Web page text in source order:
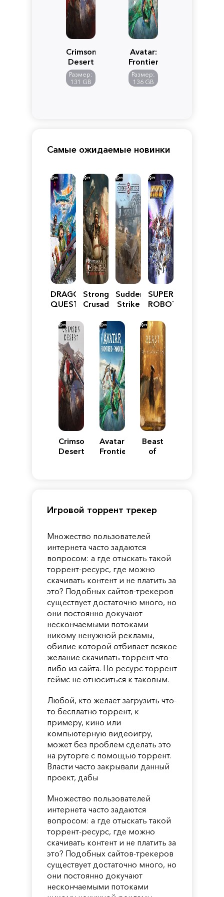
Crimson
Desert
Размер:
131 GB
Avatar:
Frontiers
of
Pandora
Размер:
136 GB
Самые ожидаемые новинки
DRAGON
QUEST
Reimagined
Stronghold
Crusader:
Edition
Sudden
Strike
SUPER
ROBOT
Y
Crimson
Desert
Avatar:
Frontiers
Beast
of
Игровой торрент трекер
Множество пользователей
интернета часто задаются
вопросом: а где отыскать такой
торрент-ресурс, где можно
скачивать контент и не платить за
это? Подобных сайтов-трекеров
существует достаточно много, но
они постоянно докучают
нескончаемыми потоками
никому ненужной рекламы,
обилие которой отбивает всякое
желание скачивать торрент что-
либо из сайта. Но ресурс торрент
геймс не относиться к таковым.
Любой, кто желает загрузить что-
то бесплатно торрент, к
примеру, кино или
компьютерную видеоигру,
может без проблем сделать это
на руторге с помощью торрент.
Власти часто закрывали данный
проект, дабы
Множество пользователей
интернета часто задаются
вопросом: а где отыскать такой
торрент-ресурс, где можно
скачивать контент и не платить за
это? Подобных сайтов-трекеров
существует достаточно много, но
они постоянно докучают
нескончаемыми потоками